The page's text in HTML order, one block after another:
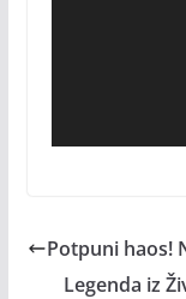
Potpuni haos!
Legenda iz